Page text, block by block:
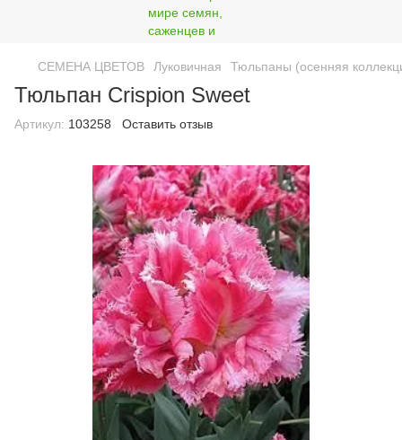
СЕМЕНА ЦВЕТОВ Луковичная Тюльпаны (осенняя
Тюльпан Crispion Sweet
Артикул: 103258 Оставить отзыв